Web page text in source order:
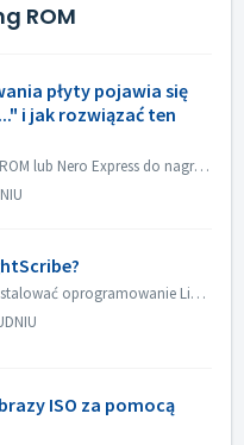
ROM
płyty pojawia się
i jak rozwiązać ten
Podczas używania Nero Burning ROM lub Nero Express do nagrywania zawartości na płyty, możesz natknąć się na komunikat o błędzie "Proces nagrywania nie ...
Ogólnie rzecz biorąc, należy zainstalować oprogramowanie LightScribe, aby aktywować funkcje LightScribe. https://lightscribesoftware.org/ Skontaktuj się z ...
ISO za pomocą